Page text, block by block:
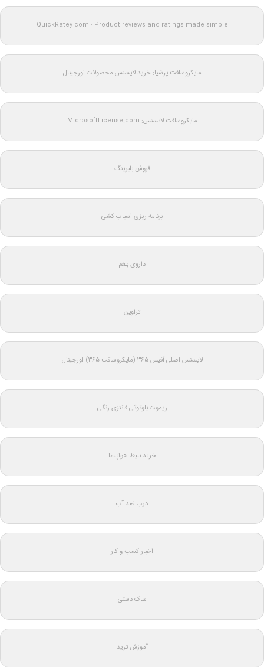
QuickRatey.com : Product reviews and ratings made simple
مایکروسافت پرشیا: خرید لایسنس محصولات اورجینال
مایکروسافت لایسنس: MicrosoftLicense.com
فروش بلبرینگ
برنامه ریزی اسباب کشی
داروی بلغم
تراوین
لایسنس اصلی آفیس ۳۶۵ (مایکروسافت ۳۶۵) اورجینال
ریموت بلوتوثی فانتزی رنگی
خرید بلیط هواپیما
درب ضد آب
اخبار کسب و کار
ساک دستی
آموزش ترید